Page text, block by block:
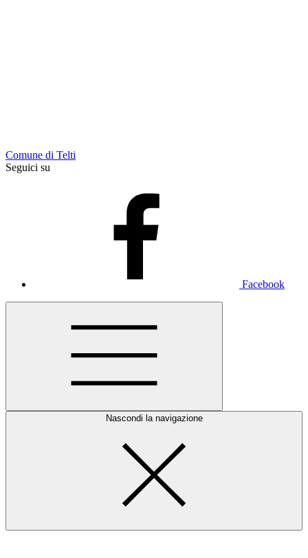
Comune di Telti
Seguici su
Facebook
Nascondi la navigazione